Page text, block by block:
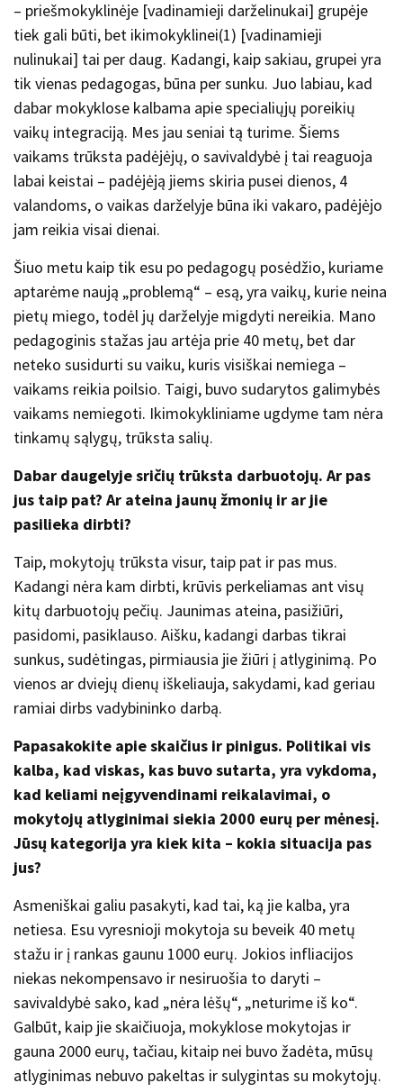
– priešmokyklinėje [vadinamieji darželinukai] grupėje
tiek gali būti, bet ikimokyklinei(1) [vadinamieji
nulinukai] tai per daug. Kadangi, kaip sakiau, grupei yra
tik vienas pedagogas, būna per sunku. Juo labiau, kad
dabar mokyklose kalbama apie specialiųjų poreikių
vaikų integraciją. Mes jau seniai tą turime. Šiems
vaikams trūksta padėjėjų, o savivaldybė į tai reaguoja
labai keistai – padėjėją jiems skiria pusei dienos, 4
valandoms, o vaikas darželyje būna iki vakaro, padėjėjo
jam reikia visai dienai.
Šiuo metu kaip tik esu po pedagogų posėdžio, kuriame
aptarėme naują „problemą“ – esą, yra vaikų, kurie neina
pietų miego, todėl jų darželyje migdyti nereikia. Mano
pedagoginis stažas jau artėja prie 40 metų, bet dar
neteko susidurti su vaiku, kuris visiškai nemiega –
vaikams reikia poilsio. Taigi, buvo sudarytos galimybės
vaikams nemiegoti. Ikimokykliniame ugdyme tam nėra
tinkamų sąlygų, trūksta salių.
Dabar daugelyje sričių trūksta darbuotojų. Ar pas
jus taip pat? Ar ateina jaunų žmonių ir ar jie
pasilieka dirbti?
Taip, mokytojų trūksta visur, taip pat ir pas mus.
Kadangi nėra kam dirbti, krūvis perkeliamas ant visų
kitų darbuotojų pečių. Jaunimas ateina, pasižiūri,
pasidomi, pasiklauso. Aišku, kadangi darbas tikrai
sunkus, sudėtingas, pirmiausia jie žiūri į atlyginimą. Po
vienos ar dviejų dienų iškeliauja, sakydami, kad geriau
ramiai dirbs vadybininko darbą.
Papasakokite apie skaičius ir pinigus. Politikai vis
kalba, kad viskas, kas buvo sutarta, yra vykdoma,
kad keliami neįgyvendinami reikalavimai, o
mokytojų atlyginimai siekia 2000 eurų per mėnesį.
Jūsų kategorija yra kiek kita – kokia situacija pas
jus?
Asmeniškai galiu pasakyti, kad tai, ką jie kalba, yra
netiesa. Esu vyresnioji mokytoja su beveik 40 metų
stažu ir į rankas gaunu 1000 eurų. Jokios infliacijos
niekas nekompensavo ir nesiruošia to daryti –
savivaldybė sako, kad „nėra lėšų“, „neturime iš ko“.
Galbūt, kaip jie skaičiuoja, mokyklose mokytojas ir
gauna 2000 eurų, tačiau, kitaip nei buvo žadėta, mūsų
atlyginimas nebuvo pakeltas ir sulygintas su mokytojų.